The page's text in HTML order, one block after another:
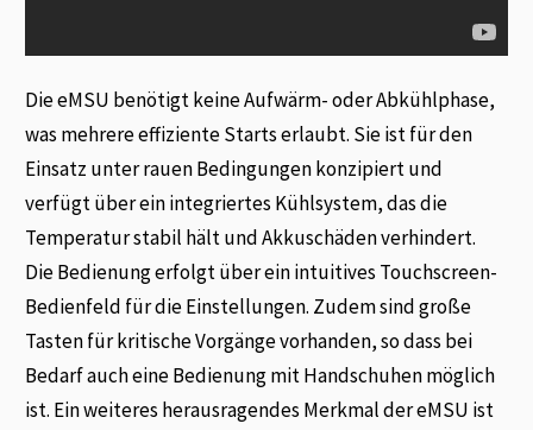
Die eMSU benötigt keine Aufwärm- oder Abkühlphase,
was mehrere effiziente Starts erlaubt. Sie ist für den
Einsatz unter rauen Bedingungen konzipiert und
verfügt über ein integriertes Kühlsystem, das die
Temperatur stabil hält und Akkuschäden verhindert.
Die Bedienung erfolgt über ein intuitives Touchscreen-
Bedienfeld für die Einstellungen. Zudem sind große
Tasten für kritische Vorgänge vorhanden, so dass bei
Bedarf auch eine Bedienung mit Handschuhen möglich
ist. Ein weiteres herausragendes Merkmal der eMSU ist